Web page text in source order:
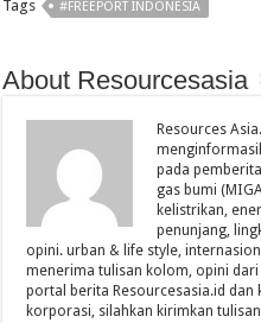
Tags #FREEPORT INDONESIA
About Resourcesasia
Resources
pada
gas bumi
kelistrikan,
penunjang,
opini. urban & life style,
menerima tulisan kolom, opini
portal berita Resourcesasia.id
korporasi, silahkan kirimkan